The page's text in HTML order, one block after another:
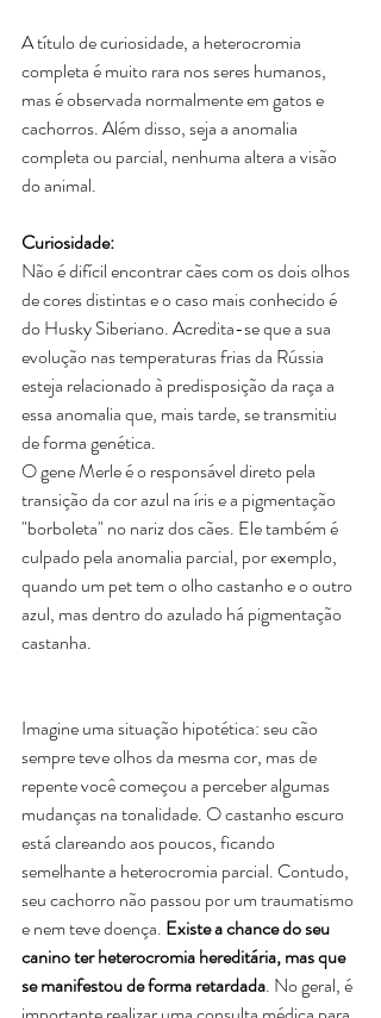
A título de curiosidade, a heterocromia
completa é muito rara nos seres humanos,
mas é observada normalmente em gatos e
cachorros. Além disso, seja a anomalia
completa ou parcial, nenhuma altera a visão
do animal.
Curiosidade:
Não é difícil encontrar cães com os dois olhos
de cores distintas e o caso mais conhecido é
do Husky Siberiano. Acredita-se que a sua
evolução nas temperaturas frias da Rússia
esteja relacionado à predisposição da raça a
essa anomalia que, mais tarde, se transmitiu
de forma genética.
O gene Merle é o responsável direto pela
transição da cor azul na íris e a pigmentação
"borboleta" no nariz dos cães. Ele também é
culpado pela anomalia parcial, por exemplo,
quando um pet tem o olho castanho e o outro
azul, mas dentro do azulado há pigmentação
castanha.
Imagine uma situação hipotética: seu cão
sempre teve olhos da mesma cor, mas de
repente você começou a perceber algumas
mudanças na tonalidade. O castanho escuro
está clareando aos poucos, ficando
semelhante a heterocromia parcial. Contudo,
seu cachorro não passou por um traumatismo
e nem teve doença. Existe a chance do seu
canino ter heterocromia hereditária, mas que
se manifestou de forma retardada. No geral, é